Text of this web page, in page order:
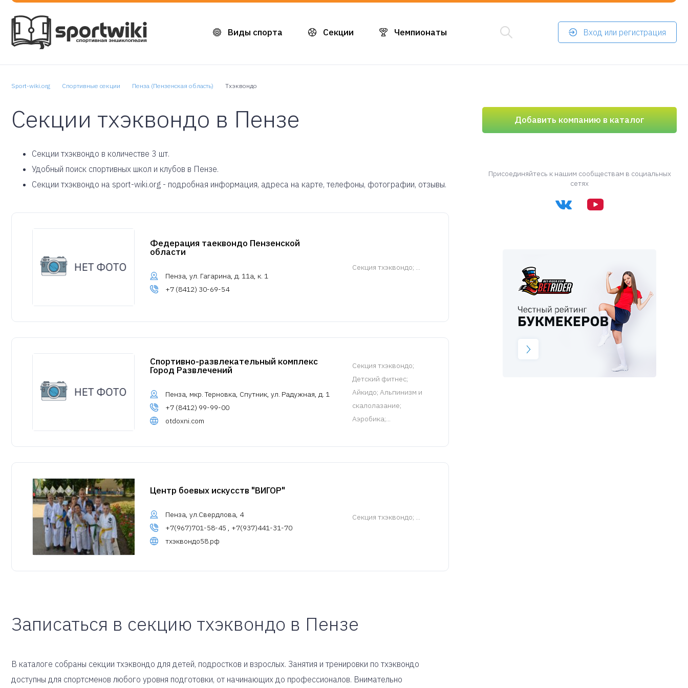
Виды спорта Секции Чемпионаты Вход или регистрация
Sport-wiki.org Спортивные секции Пенза (Пензенская область) Тхэквондо
Секции тхэквондо в Пензе
Cекции тхэквондо в количестве 3 шт.
Удобный поиск спортивных школ и клубов в Пензе.
Секции тхэквондо на sport-wiki.org - подробная информация, адреса на карте, телефоны, фотографии, отзывы.
Федерация таеквондо Пензенской
области
Пенза, ул. Гагарина, д. 11а, к. 1
+7 (8412) 30-69-54
Cекция тхэквондо; ...
Спортивно-развлекательный комплекс
Город Развлечений
Пенза, мкр. Терновка, Спутник, ул. Радужная, д. 1
+7 (8412) 99-99-00
otdoxni.com
Cекция тхэквондо;
Детский фитнес;
Айкидо; Альпинизм и
скалолазание;
Аэробика;...
Центр боевых искусств "ВИГОР"
Пенза, ул.Свердлова, 4
+7(967)701-58-45 , +7(937)441-31-70
тхэквондо58.рф
Cекция тхэквондо; ...
Записаться в секцию тхэквондо в Пензе
В каталоге собраны секции тхэквондо для детей, подростков и взрослых. Занятия и тренировки по тхэквондо
доступны для спортсменов любого уровня подготовки, от начинающих до профессионалов. Внимательно
Добавить компанию в каталог
Присоединяйтесь к нашим сообществам в социальных
сетях